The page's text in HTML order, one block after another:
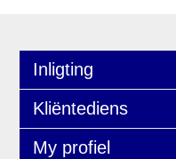
Inligting
Kliëntediens
My profiel